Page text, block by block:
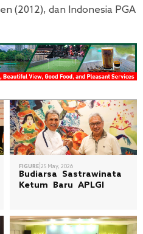
(2012), dan Indonesia PGA
FIGURE|25 May, 2026
Budiarsa Sastrawinata
Ketum Baru APLGI